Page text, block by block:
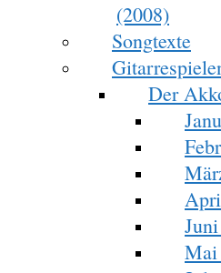
(2008)
Songtexte
Der
Mai